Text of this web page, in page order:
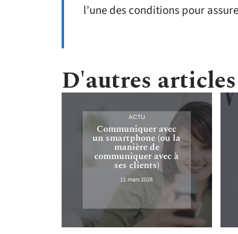
l’une des conditions pour
D'autres
ACTU
Communiquer avec
un smartphone (ou la
manière de
communiquer avec à
ses clients)
11 mars 2026